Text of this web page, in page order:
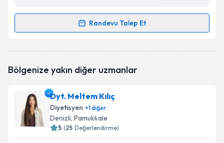
Randevu Talep Et
Randevu Takvimi Talebi
Size bu uzmandan randevu almanız için bir takvim
E-posta Adresiniz
Bölgenize yakın diğer uzmanlar
Dyt. Meltem Kılıç
Diyetisyen +1diğer
Denizli, Pamukkale
5 (25 Değerlendirme)